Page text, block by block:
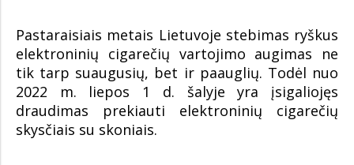
Pastaraisiais metais Lietuvoje stebimas ryškus
elektroninių cigarečių vartojimo augimas ne
tik tarp suaugusių, bet ir paauglių. Todėl nuo
2022 m. liepos 1 d. šalyje yra įsigaliojęs
draudimas prekiauti elektroninių cigarečių
skysčiais su skoniais.